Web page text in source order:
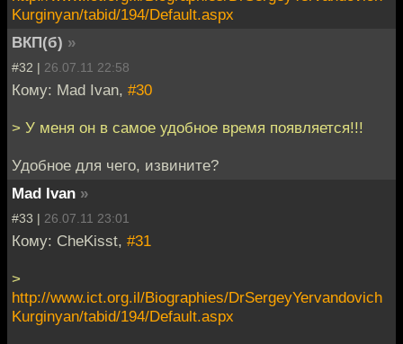
Kurginyan/tabid/194/Default.aspx
ВКП(б) »
#32 | 26.07.11 22:58
Кому: Mad Ivan, #30
> У меня он в самое удобное время появляется!!!
Удобное для чего, извините?
Mad Ivan »
#33 | 26.07.11 23:01
Кому: CheKisst, #31
>
http://www.ict.org.il/Biographies/DrSergeyYervandovich
Kurginyan/tabid/194/Default.aspx